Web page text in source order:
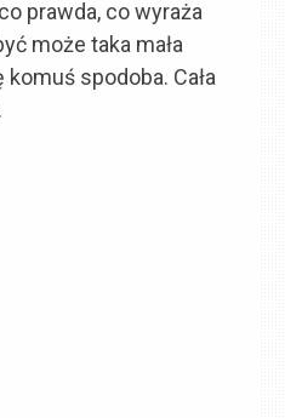
prawda, co wyraża
może taka mała
spodoba. Cała